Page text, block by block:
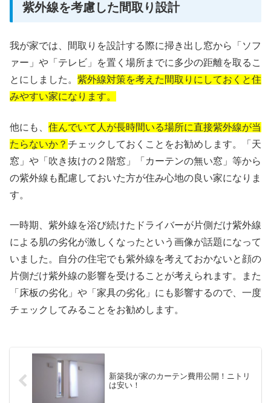
紫外線を考慮した間取り設計
我が家では、間取りを設計する際に掃き出し窓から「ソフ
ァー」や「テレビ」を置く場所までに多少の距離を取るこ
とにしました。 紫外線対策を考えた間取りにしておくと住
みやすい家になります。
他にも、 住んでいて人が長時間いる場所に直接紫外線が当
たらないか？ チェックしておくことをお勧めします。「天
窓」や「吹き抜けの２階窓」「カーテンの無い窓」等から
の紫外線も配慮しておいた方が住み心地の良い家になりま
す。
一時期、紫外線を浴び続けたドライバーが片側だけ紫外線
による肌の劣化が激しくなったという画像が話題になって
いました。自分の住宅でも紫外線を考えておかないと顔の
片側だけ紫外線の影響を受けることが考えられます。また
「床板の劣化」や「家具の劣化」にも影響するので、一度
チェックしてみることをお勧めします。
新築我が家のカーテン費用公開！ニトリ
は安い！